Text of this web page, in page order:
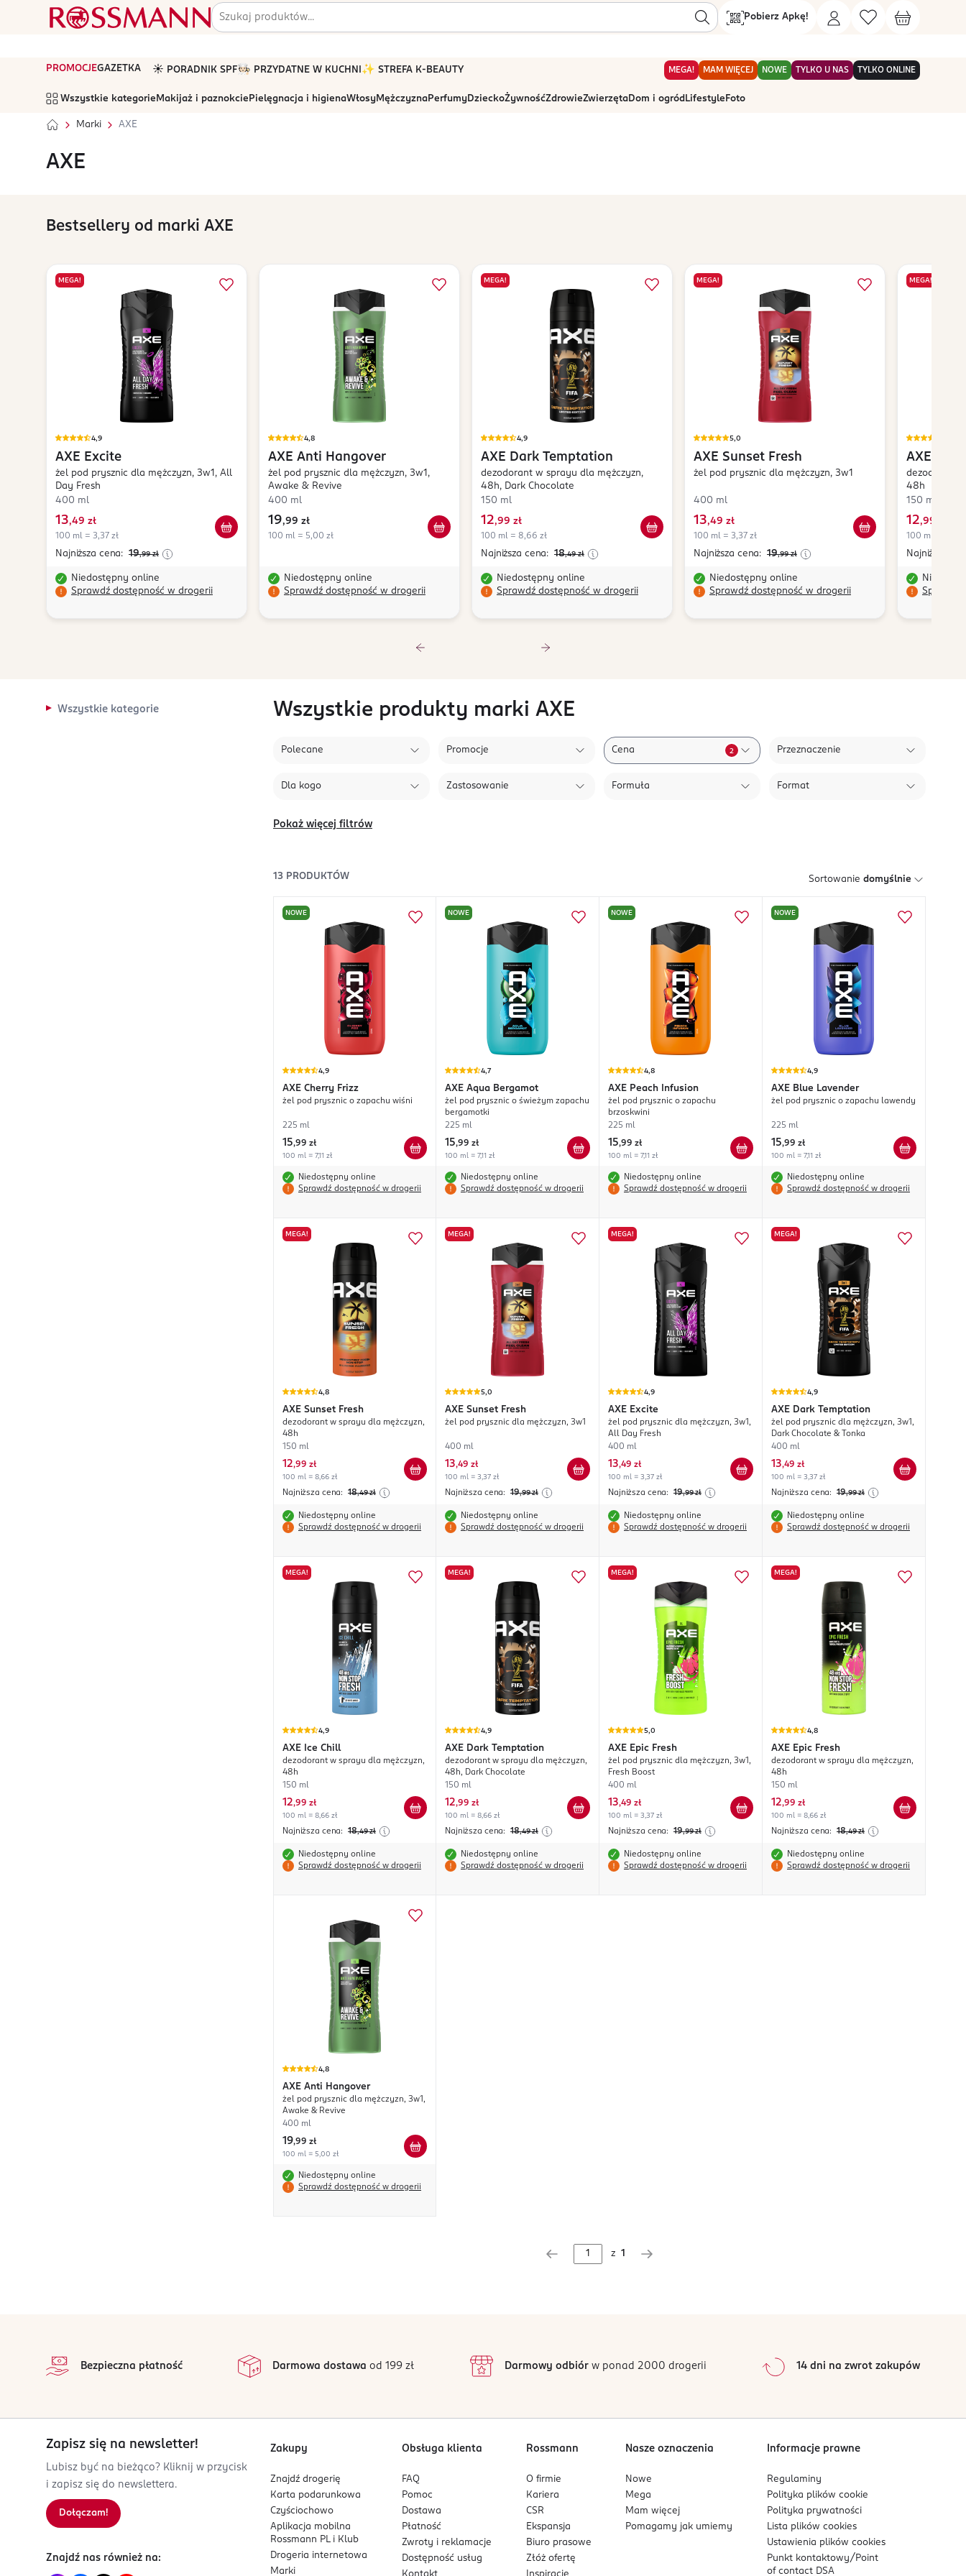
Pobierz Apkę!
PROMOCJEGAZETKA ☀️ PORADNIK SPF🧑🏻‍🍳 PRZYDATNE W KUCHNI ✨ STREFA K-BEAUTY MEGA! MAM WIĘCEJ NOWE TYLKO U NAS TYLKO ONLINE
Wszystkie kategorie Makijaż i paznokcie Pielęgnacja i higienaWłosyMężczyznaPerfumyDzieckoŻywnośćZdrowieZwierzętaDom i ogród Lifestyle Foto
Marki AXE
AXE
Bestsellery od marki AXE
MEGA!
4,9
AXE Excite
żel pod prysznic dla mężczyzn, 3w1, All
Day Fresh
400 ml
13,49 zł
100 ml = 3,37 zł
Najniższa cena: 19,99 zł
Niedostępny online
Sprawdź dostępność w drogerii
4,8
AXE Anti Hangover
żel pod prysznic dla mężczyzn, 3w1,
Awake & Revive
400 ml
19,99 zł
100 ml = 5,00 zł
Niedostępny online
Sprawdź dostępność w drogerii
MEGA!
4,9
AXE Dark Temptation
dezodorant w sprayu dla mężczyzn,
48h, Dark Chocolate
150 ml
12,99 zł
100 ml = 8,66 zł
Najniższa cena: 18,49 zł
Niedostępny online
Sprawdź dostępność w drogerii
MEGA!
5,0
AXE Sunset Fresh
żel pod prysznic dla mężczyzn, 3w1
400 ml
13,49 zł
100 ml = 3,37 zł
Najniższa cena: 19,99 zł
Niedostępny online
Sprawdź dostępność w drogerii
MEGA!
AXE
dezodorant
48h
150 ml
12,99 zł
100 ml = 8,66
Najniższa
Sprawdź
Wszystkie kategorie Wszystkie produkty marki AXE
Polecane Promocje Cena 2 Przeznaczenie
Dla kogo Zastosowanie Formuła Format
Pokaż więcej filtrów
13 PRODUKTÓW Sortowanie domyślnie
NOWE
4,9
AXE Cherry Frizz
żel pod prysznic o zapachu wiśni
225 ml
15,99 zł
100 ml = 7,11 zł
Niedostępny online
Sprawdź dostępność w drogerii
NOWE
4,7
AXE Aqua Bergamot
żel pod prysznic o świeżym zapachu
bergamotki
225 ml
15,99 zł
100 ml = 7,11 zł
Niedostępny online
Sprawdź dostępność w drogerii
NOWE
4,8
AXE Peach Infusion
żel pod prysznic o zapachu
brzoskwini
225 ml
15,99 zł
100 ml = 7,11 zł
Niedostępny online
Sprawdź dostępność w drogerii
NOWE
4,9
AXE Blue Lavender
żel pod prysznic o zapachu lawendy
225 ml
15,99 zł
100 ml = 7,11 zł
Niedostępny online
Sprawdź dostępność w drogerii
MEGA!
4,8
AXE Sunset Fresh
dezodorant w sprayu dla mężczyzn,
48h
150 ml
12,99 zł
100 ml = 8,66 zł
Najniższa cena: 18,49 zł
Niedostępny online
Sprawdź dostępność w drogerii
MEGA!
5,0
AXE Sunset Fresh
żel pod prysznic dla mężczyzn, 3w1
400 ml
13,49 zł
100 ml = 3,37 zł
Najniższa cena: 19,99 zł
Niedostępny online
Sprawdź dostępność w drogerii
MEGA!
4,9
AXE Excite
żel pod prysznic dla mężczyzn, 3w1,
All Day Fresh
400 ml
13,49 zł
100 ml = 3,37 zł
Najniższa cena: 19,99 zł
Niedostępny online
Sprawdź dostępność w drogerii
MEGA!
4,9
AXE Dark Temptation
żel pod prysznic dla mężczyzn, 3w1,
Dark Chocolate & Tonka
400 ml
13,49 zł
100 ml = 3,37 zł
Najniższa cena: 19,99 zł
Niedostępny online
Sprawdź dostępność w drogerii
MEGA!
4,9
AXE Ice Chill
dezodorant w sprayu dla mężczyzn,
48h
150 ml
12,99 zł
100 ml = 8,66 zł
Najniższa cena: 18,49 zł
Niedostępny online
Sprawdź dostępność w drogerii
MEGA!
4,9
AXE Dark Temptation
dezodorant w sprayu dla mężczyzn,
48h, Dark Chocolate
150 ml
12,99 zł
100 ml = 8,66 zł
Najniższa cena: 18,49 zł
Niedostępny online
Sprawdź dostępność w drogerii
MEGA!
5,0
AXE Epic Fresh
żel pod prysznic dla mężczyzn, 3w1,
Fresh Boost
400 ml
13,49 zł
100 ml = 3,37 zł
Najniższa cena: 19,99 zł
Niedostępny online
Sprawdź dostępność w drogerii
MEGA!
4,8
AXE Epic Fresh
dezodorant w sprayu dla mężczyzn,
48h
150 ml
12,99 zł
100 ml = 8,66 zł
Najniższa cena: 18,49 zł
Niedostępny online
Sprawdź dostępność w drogerii
4,8
AXE Anti Hangover
żel pod prysznic dla mężczyzn, 3w1,
Awake & Revive
400 ml
19,99 zł
100 ml = 5,00 zł
Niedostępny online
Sprawdź dostępność w drogerii
z 1
Bezpieczna płatność Darmowa dostawa od 199 zł Darmowy odbiórw ponad 2000 drogerii 14 dni na zwrot zakupów
Zapisz się na newsletter!
Lubisz być na bieżąco? Kliknij w przycisk
i zapisz się do newslettera.
Dołączam!
Znajdź nas również na:
Zakupy
Znajdź drogerię
Karta podarunkowa
Czyściochowo
Aplikacja mobilna
Rossmann PL i Klub
Drogeria internetowa
Marki
Obsługa klienta
FAQ
Pomoc
Dostawa
Płatność
Zwroty i reklamacje
Dostępność usług
Rossmann
O firmie
Kariera
CSR
Ekspansja
Biuro prasowe
Złóż ofertę
Nasze oznaczenia
Nowe
Mega
Mam więcej
Pomagamy jak umiemy
Informacje prawne
Regulaminy
Polityka plikówcookie
Polityka prywatności
Lista plikówcookies
Ustawienia plikówcookies
Punkt kontaktowy/ Point
of contact DSA